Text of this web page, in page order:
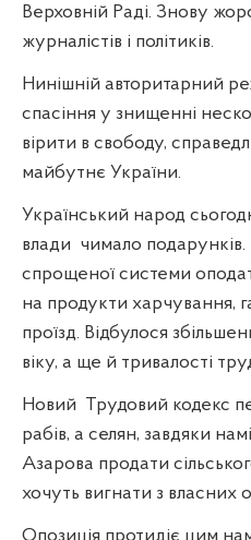
Верховній Раді. Знову
журналістів і політиків.
Нинішній авторитарний
спасіння у знищенні
вірити в свободу,
майбутнє України.
Український народ
влади чимало подарунків.
спрощеної системи
на продукти харчування,
проїзд. Відбулося
віку, а ще й тривалості
Новий Трудовий кодекс
рабів, а селян, завдяки
Азарова продати
хочуть вигнати з власних
Опозиція протидіє цим